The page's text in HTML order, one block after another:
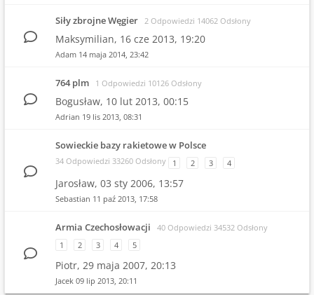
Siły zbrojne Węgier 2 Odpowiedzi 14062 Odsłony
Maksymilian, 16 cze 2013, 19:20
Adam 14 maja 2014, 23:42
764 plm 1 Odpowiedzi 10126 Odsłony
Bogusław, 10 lut 2013, 00:15
Adrian 19 lis 2013, 08:31
Sowieckie bazy rakietowe w Polsce
34 Odpowiedzi 33260 Odsłony 1 2 3 4
Jarosław, 03 sty 2006, 13:57
Sebastian 11 paź 2013, 17:58
Armia Czechosłowacji
40 Odpowiedzi 34532 Odsłony
1
2 3 4 5
Piotr, 29 maja 2007, 20:13
Jacek 09 lip 2013, 20:11